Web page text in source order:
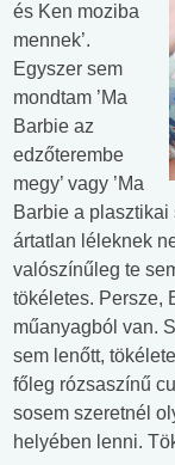
és Ken moziba
mennek’.
Egyszer sem
mondtam ’Ma
Barbie az
edzőterembe
megy’ vagy ’Ma
Barbie a plasztikai
ártatlan léleknek
valószínűleg te
tökéletes. Persze,
műanyagból van.
sem lenőtt,
főleg rózsaszínű
sosem szeretnél
helyében lenni.